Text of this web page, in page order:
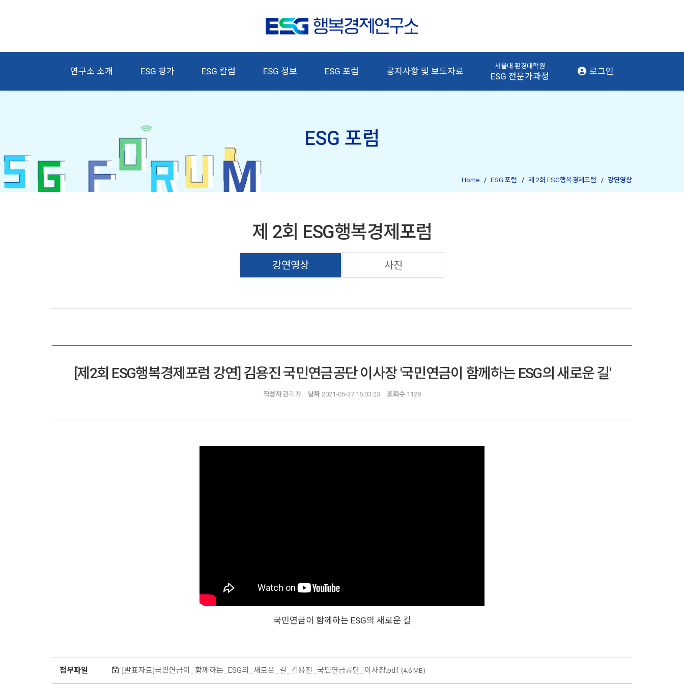
연구소 소개 ESG 평가 ESG 칼럼 ESG 정보 ESG 포럼 공지사항 및 보도자료
서울대 환경대학원
ESG 전문가과정 로그인
ESG 포럼
제 2회 ESG행복경제포럼
강연영상 사진
Home ESG 포럼 제 2회 ESG행복경제포럼 강연영상
[제2회 ESG행복경제포럼 강연] 김용진 국민연금공단 이사장 '국민연금이 함께하는 ESG의 새로운 길'
작성자관리자 날짜 2021-05-27 16:03:23 조회수 1128
국민연금이 함께하는 ESG의 새로운 길
첨부파일 [발표자료]국민연금이_함께하는_ESG의_새로운_길_김용진_국민연금공단_이사장.pdf (4.6 MB)